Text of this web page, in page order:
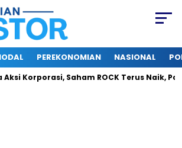
PEREKONOMIAN NASIONAL
Korporasi, Saham ROCK Terus Naik,